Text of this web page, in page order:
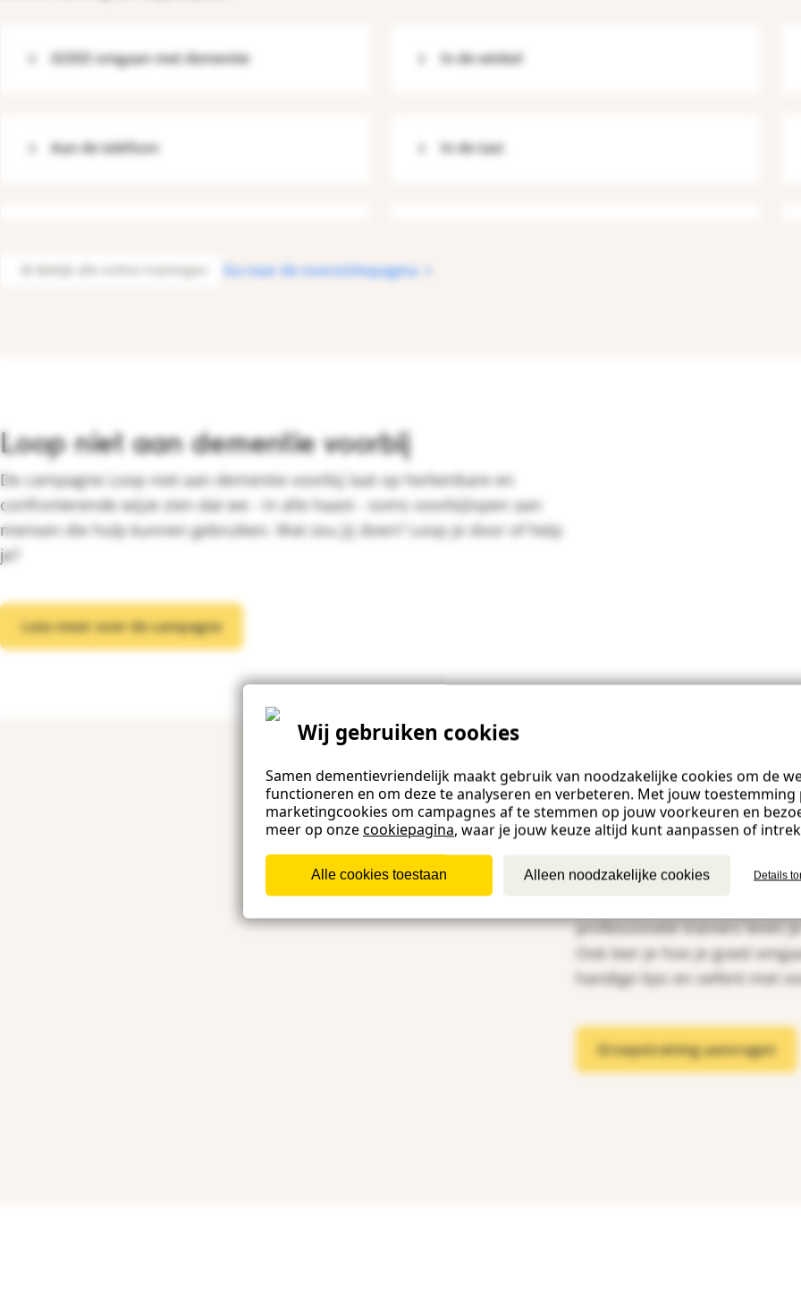
Wij gebruiken cookies
Samen dementievriendelijk maakt gebruik van noodzakelijke cookies om de
functioneren en om deze te analyseren en verbeteren. Met jouw toestemming
marketingcookies om campagnes af te stemmen op jouw voorkeuren en
meer op onzecookiepagina, waar je jouw keuze altijd kunt aanpassen of
Alle cookies toestaan Alleen noodzakelijke cookies Details
GOED omgaan met dementie In de winkel
Aan de telefoon In de taxi
Bekijk alle online trainingen Ga naar de overzichtspagina
Loop niet aan dementie voorbij
De campagne Loop niet aan dementie voorbij laat op herkenbare en
confronterende wijze zien dat we - in alle haast - soms voorbijlopen aan
mensen die hulp kunnen gebruiken. Wat zou jij doen? Loop je door of help
je?
Lees meer over de campagne
Samen met
Naast online trainingen
professionele trainers leren
Ook leer je hoe je goed
handige tips en oefent met
Groepstraining aanvragen